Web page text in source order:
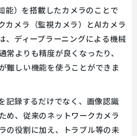
能）を搭載したカメラのことで
カメラ（監視カメラ）とAIカメラ
、ディープラーニングによる機械
常よりも精度が良くなったり、
難しい機能を使うことができま
記録するだけでなく、画像認識
め、従来のネットワークカメラ
の役割に加え、トラブル等の未